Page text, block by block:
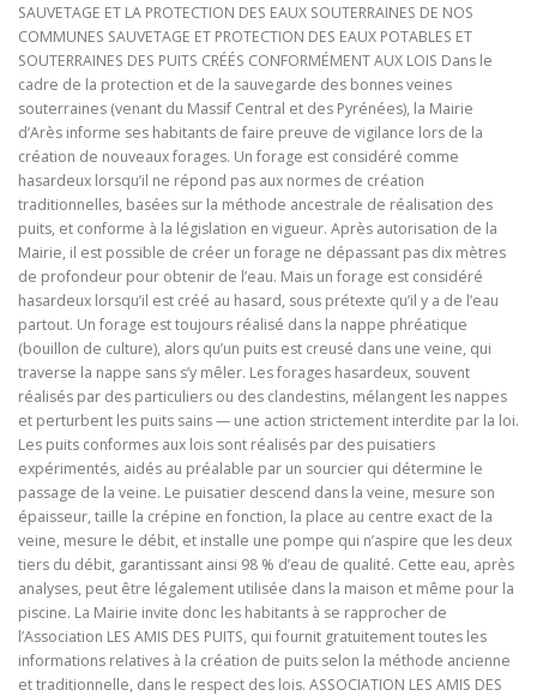
SAUVETAGE ET LA PROTECTION DES EAUX SOUTERRAINES DE NOS
COMMUNES SAUVETAGE ET PROTECTION DES EAUX POTABLES ET
SOUTERRAINES DES PUITS CRÉÉS CONFORMÉMENT AUX LOIS Dans le
cadre de la protection et de la sauvegarde des bonnes veines
souterraines (venant du Massif Central et des Pyrénées), la Mairie
d’Arès informe ses habitants de faire preuve de vigilance lors de la
création de nouveaux forages. Un forage est considéré comme
hasardeux lorsqu’il ne répond pas aux normes de création
traditionnelles, basées sur la méthode ancestrale de réalisation des
puits, et conforme à la législation en vigueur. Après autorisation de la
Mairie, il est possible de créer un forage ne dépassant pas dix mètres
de profondeur pour obtenir de l’eau. Mais un forage est considéré
hasardeux lorsqu’il est créé au hasard, sous prétexte qu’il y a de l’eau
partout. Un forage est toujours réalisé dans la nappe phréatique
(bouillon de culture), alors qu’un puits est creusé dans une veine, qui
traverse la nappe sans s’y mêler. Les forages hasardeux, souvent
réalisés par des particuliers ou des clandestins, mélangent les nappes
et perturbent les puits sains — une action strictement interdite par la loi.
Les puits conformes aux lois sont réalisés par des puisatiers
expérimentés, aidés au préalable par un sourcier qui détermine le
passage de la veine. Le puisatier descend dans la veine, mesure son
épaisseur, taille la crépine en fonction, la place au centre exact de la
veine, mesure le débit, et installe une pompe qui n’aspire que les deux
tiers du débit, garantissant ainsi 98 % d’eau de qualité. Cette eau, après
analyses, peut être légalement utilisée dans la maison et même pour la
piscine. La Mairie invite donc les habitants à se rapprocher de
l’Association LES AMIS DES PUITS, qui fournit gratuitement toutes les
informations relatives à la création de puits selon la méthode ancienne
et traditionnelle, dans le respect des lois. ASSOCIATION LES AMIS DES